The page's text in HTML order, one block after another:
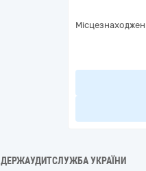
ДЕРЖАУДИТСЛУЖБА УКРАЇНИ